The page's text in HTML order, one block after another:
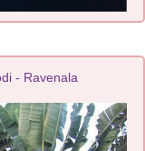
- Ravenala